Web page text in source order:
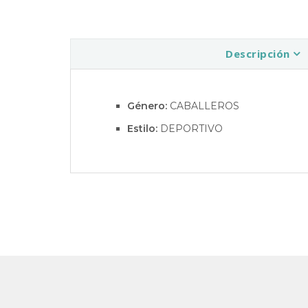
Descripción
Género: CABALLEROS
Estilo: DEPORTIVO